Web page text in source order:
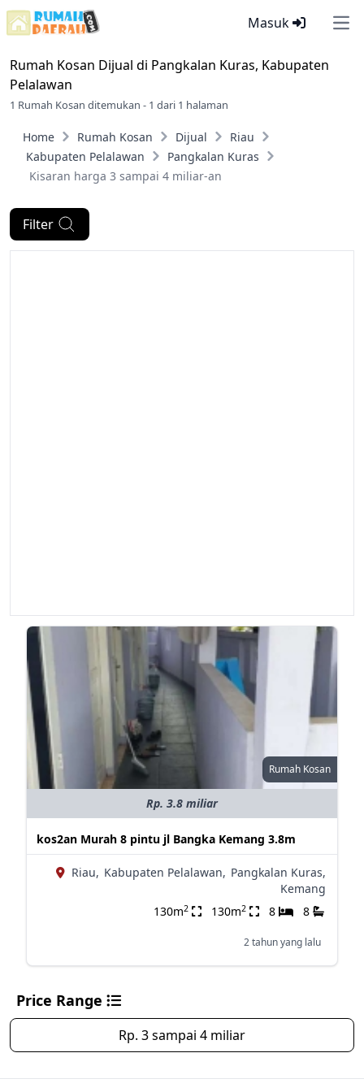
Masuk
Rumah Kosan Dijual di Pangkalan Kuras, Kabupaten
Pelalawan
1 Rumah Kosan ditemukan - 1 dari 1 halaman
Home Rumah Kosan Dijual
Riau
Kabupaten Pelalawan
Pangkalan Kuras
Kisaran harga 3 sampai 4 miliar-an
Filter
Rumah Kosan
Rp. 3.8 miliar
kos2an Murah 8 pintu jl Bangka Kemang 3.8m
Riau, Kabupaten Pelalawan, Pangkalan Kuras,
Kemang
130m2 130m2 8 8
2 tahun yang lalu
Price Range
Rp. 3 sampai 4 miliar